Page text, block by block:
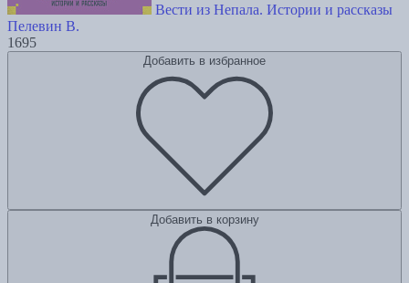
Вести из Непала. Истории и рассказы
Пелевин В.
1695
Добавить в избранное
Добавить в корзину